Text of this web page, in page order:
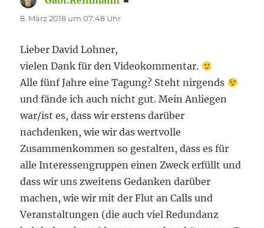
8. März 2018 um 07:48 Uhr
Lieber David Lohner,
vielen Dank für den Videokommentar.
Alle fünf Jahre eine Tagung? Steht nirgends
und fände ich auch nicht gut. Mein Anliegen
war/ist es, dass wir erstens darüber
nachdenken, wie wir das wertvolle
Zusammenkommen so gestalten, dass es für
alle Interessengruppen einen Zweck erfüllt und
dass wir uns zweitens Gedanken darüber
machen, wie wir mit der Flut an Calls und
Veranstaltungen (die auch viel Redundanz